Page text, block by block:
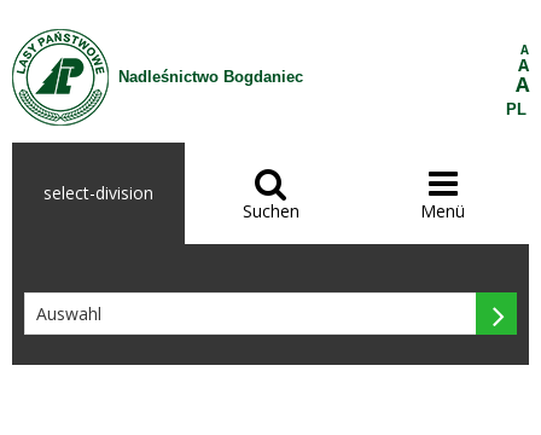
Zum Inhalt wechseln
Nadleśnictwo Bogdaniec
A
A
A
PL
select-division 
Suchen

Menü
